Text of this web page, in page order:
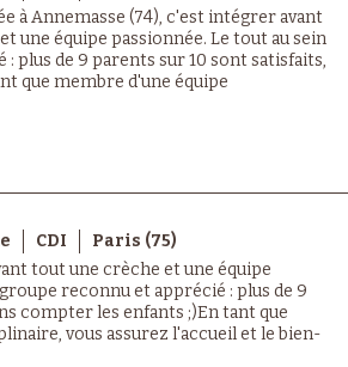
à Annemasse (74), c'est intégrer avant
une équipe passionnée. Le tout au sein
plus de 9 parents sur 10 sont satisfaits,
que membre d'une équipe
CDI
Paris (75)
tout une crèche et une équipe
reconnu et apprécié : plus de 9
compter les enfants ;)En tant que
vous assurez l'accueil et le bien-